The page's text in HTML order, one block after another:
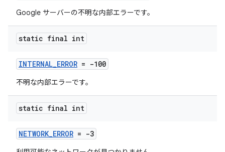
Google サーバーの不明な内部エラーです。
static final int
INTERNAL_ERROR = -100
不明な内部エラーです。
static final int
NETWORK_ERROR = -3